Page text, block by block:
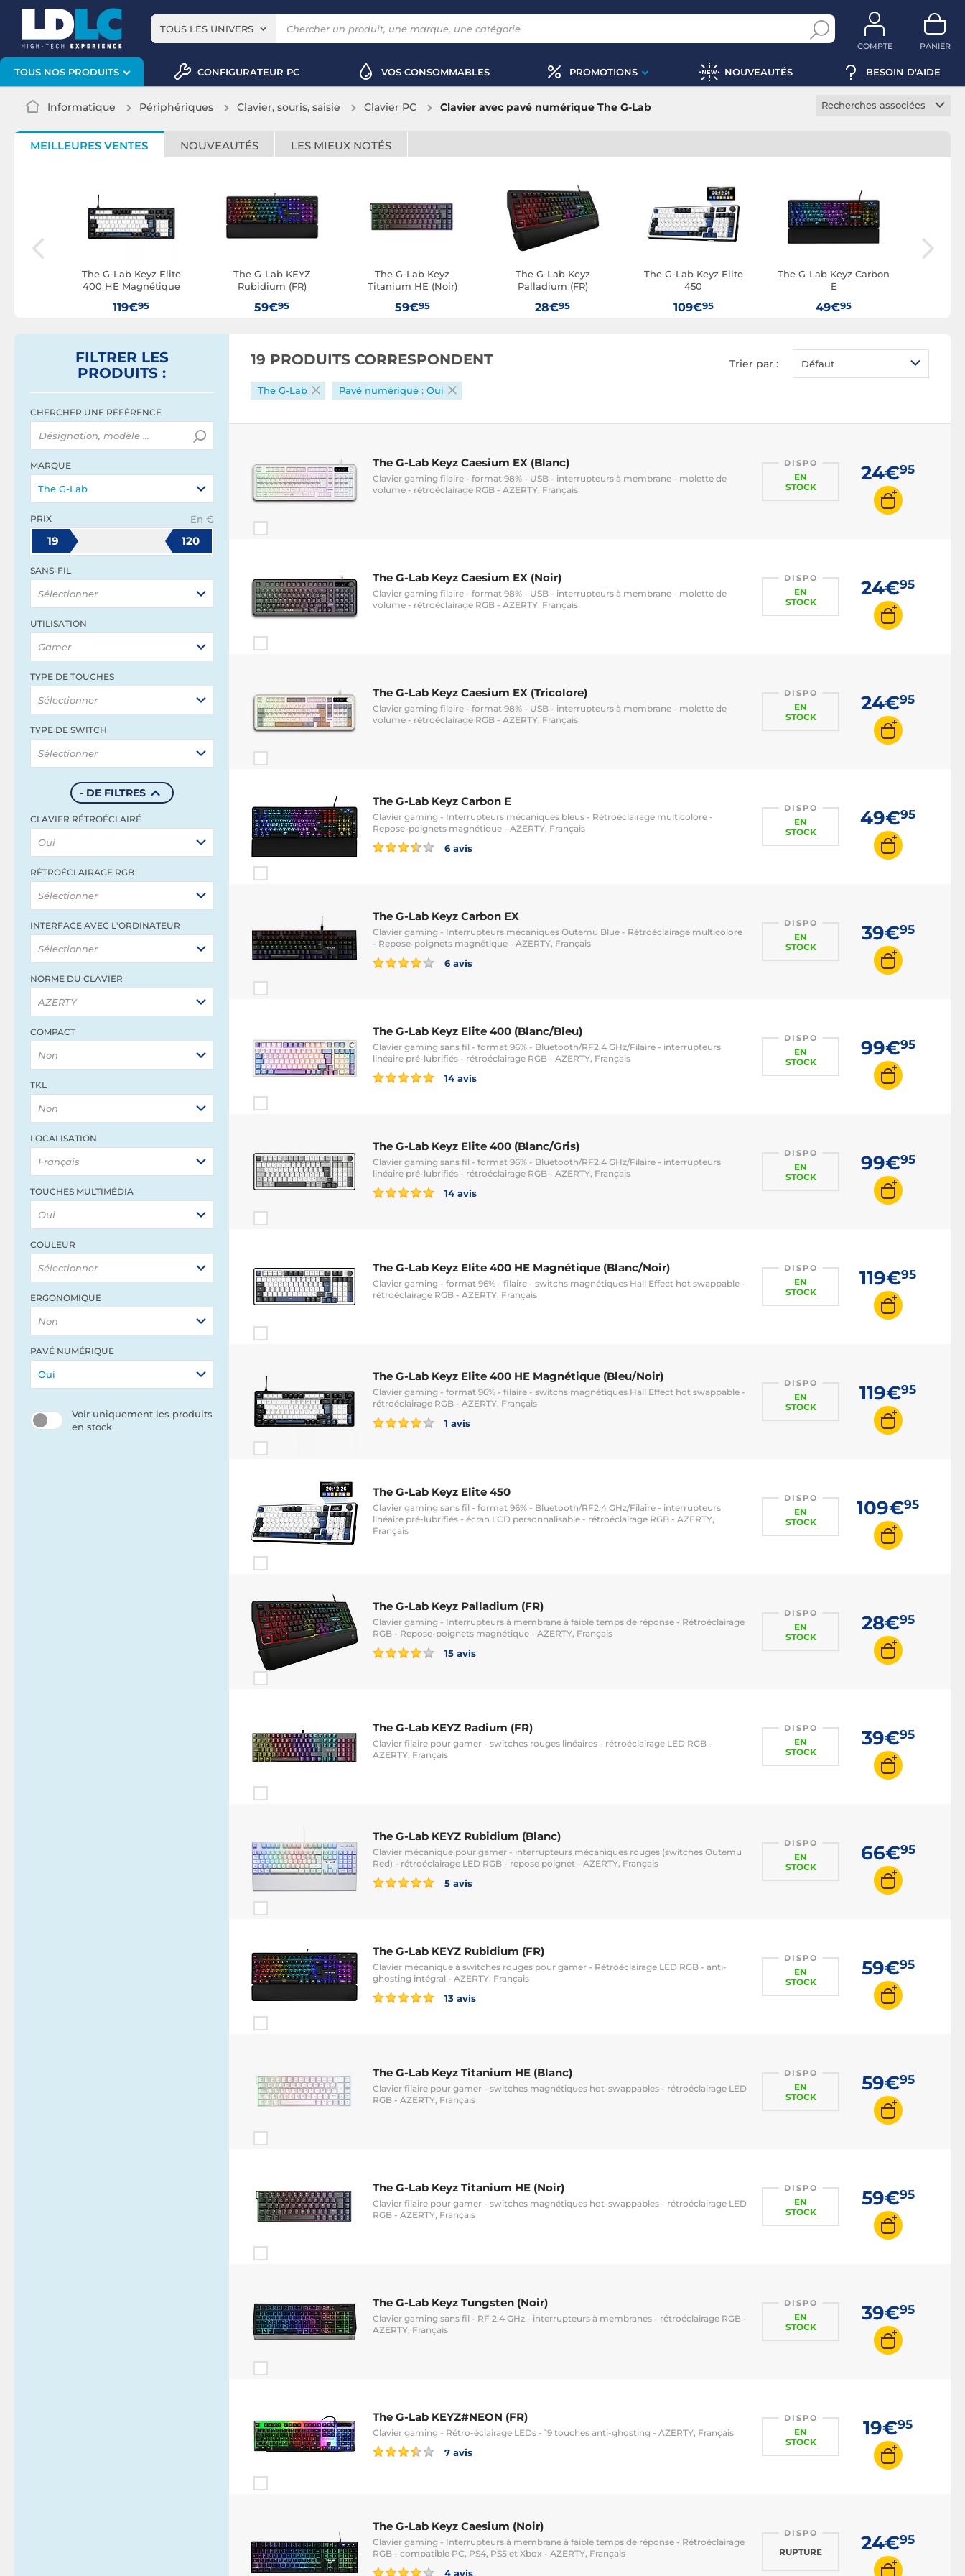
TOUS LES UNIVERS
COMPTE PANIER
TOUS NOS PRODUITS CONFIGURATEUR PC VOS CONSOMMABLES PROMOTIONS NOUVEAUTÉS BESOIN D'AIDE
Informatique Périphériques Clavier, souris, saisie Clavier PC Clavier avec pavé numérique The G-Lab
Recherches associées
Clavier méca-membrane
Clavier TKL
Clavier bureautique
Clavier ergonomique
Clavier rétroéclairé
Clavier BÉPO
Clavier magnétique / HE
MEILLEURES VENTES NOUVEAUTÉS LES MIEUX NOTÉS
The G-Lab Keyz Elite
400 HE Magnétique
119€95
The G-Lab KEYZ
Rubidium (FR)
59€95
The G-Lab Keyz
Titanium HE (Noir)
59€95
The G-Lab Keyz
Palladium (FR)
28€95
The G-Lab Keyz Elite
450
109€95
The G-Lab Keyz Carbon
E
49€95
FILTRER LES
PRODUITS :
CHERCHER UNE RÉFÉRENCE
MARQUE
The G-Lab
PRIX En €
19 120
SANS-FIL
Sélectionner
UTILISATION
Gamer
TYPE DE TOUCHES
Sélectionner
TYPE DE SWITCH
Sélectionner
- DE FILTRES
CLAVIER RÉTROÉCLAIRÉ
Oui
RÉTROÉCLAIRAGE RGB
Sélectionner
INTERFACE AVEC L'ORDINATEUR
Sélectionner
NORME DU CLAVIER
AZERTY
COMPACT
Non
TKL
Non
LOCALISATION
Français
TOUCHES MULTIMÉDIA
Oui
COULEUR
Sélectionner
ERGONOMIQUE
Non
PAVÉ NUMÉRIQUE
Oui
Voir uniquement les produits
en stock
19 PRODUITS CORRESPONDENT Trier par : Défaut
The G-Lab Pavé numérique : Oui
The G-Lab Keyz Caesium EX (Blanc)
Clavier gaming filaire - format 98% - USB - interrupteurs à membrane - molette de
volume - rétroéclairage RGB - AZERTY, Français
DISPO
EN
STOCK
24€95
The G-Lab Keyz Caesium EX (Noir)
Clavier gaming filaire - format 98% - USB - interrupteurs à membrane - molette de
volume - rétroéclairage RGB - AZERTY, Français
DISPO
EN
STOCK
24€95
The G-Lab Keyz Caesium EX (Tricolore)
Clavier gaming filaire - format 98% - USB - interrupteurs à membrane - molette de
volume - rétroéclairage RGB - AZERTY, Français
DISPO
EN
STOCK
24€95
The G-Lab Keyz Carbon E
Clavier gaming - Interrupteurs mécaniques bleus - Rétroéclairage multicolore -
Repose-poignets magnétique - AZERTY, Français
6 avis
DISPO
EN
STOCK
49€95
The G-Lab Keyz Carbon EX
Clavier gaming - Interrupteurs mécaniques Outemu Blue - Rétroéclairage multicolore
- Repose-poignets magnétique - AZERTY, Français
6 avis
DISPO
EN
STOCK
39€95
The G-Lab Keyz Elite 400 (Blanc/Bleu)
Clavier gaming sans fil - format 96% - Bluetooth/RF2.4 GHz/Filaire - interrupteurs
linéaire pré-lubrifiés - rétroéclairage RGB - AZERTY, Français
14 avis
DISPO
EN
STOCK
99€95
The G-Lab Keyz Elite 400 (Blanc/Gris)
Clavier gaming sans fil - format 96% - Bluetooth/RF2.4 GHz/Filaire - interrupteurs
linéaire pré-lubrifiés - rétroéclairage RGB - AZERTY, Français
14 avis
DISPO
EN
STOCK
99€95
The G-Lab Keyz Elite 400 HE Magnétique (Blanc/Noir)
Clavier gaming - format 96% - filaire - switchs magnétiques Hall Effect hot swappable -
rétroéclairage RGB - AZERTY, Français
DISPO
EN
STOCK
119€95
The G-Lab Keyz Elite 400 HE Magnétique (Bleu/Noir)
Clavier gaming - format 96% - filaire - switchs magnétiques Hall Effect hot swappable -
rétroéclairage RGB - AZERTY, Français
1 avis
DISPO
EN
STOCK
119€95
The G-Lab Keyz Elite 450
Clavier gaming sans fil - format 96% - Bluetooth/RF2.4 GHz/Filaire - interrupteurs
linéaire pré-lubrifiés - écran LCD personnalisable - rétroéclairage RGB - AZERTY,
Français
DISPO
EN
STOCK
109€95
The G-Lab Keyz Palladium (FR)
Clavier gaming - Interrupteurs à membrane à faible temps de réponse - Rétroéclairage
RGB - Repose-poignets magnétique - AZERTY, Français
15 avis
DISPO
EN
STOCK
28€95
The G-Lab KEYZ Radium (FR)
Clavier filaire pour gamer - switches rouges linéaires - rétroéclairage LED RGB -
AZERTY, Français
DISPO
EN
STOCK
39€95
The G-Lab KEYZ Rubidium (Blanc)
Clavier mécanique pour gamer - interrupteurs mécaniques rouges (switches Outemu
Red) - rétroéclairage LED RGB - repose poignet - AZERTY, Français
5 avis
DISPO
EN
STOCK
66€95
The G-Lab KEYZ Rubidium (FR)
Clavier mécanique à switches rouges pour gamer - Rétroéclairage LED RGB - anti-
ghosting intégral - AZERTY, Français
13 avis
DISPO
EN
STOCK
59€95
The G-Lab Keyz Titanium HE (Blanc)
Clavier filaire pour gamer - switches magnétiques hot-swappables - rétroéclairage LED
RGB - AZERTY, Français
DISPO
EN
STOCK
59€95
The G-Lab Keyz Titanium HE (Noir)
Clavier filaire pour gamer - switches magnétiques hot-swappables - rétroéclairage LED
RGB - AZERTY, Français
DISPO
EN
STOCK
59€95
The G-Lab Keyz Tungsten (Noir)
Clavier gaming sans fil - RF 2.4 GHz - interrupteurs à membranes - rétroéclairage RGB -
AZERTY, Français
DISPO
EN
STOCK
39€95
The G-Lab KEYZ#NEON (FR)
Clavier gaming - Rétro-éclairage LEDs - 19 touches anti-ghosting - AZERTY, Français
7 avis
DISPO
EN
STOCK
19€95
The G-Lab Keyz Caesium (Noir)
Clavier gaming - Interrupteurs à membrane à faible temps de réponse - Rétroéclairage
RGB - compatible PC, PS4, PS5 et Xbox - AZERTY, Français
4 avis
DISPO
RUPTURE 24€95